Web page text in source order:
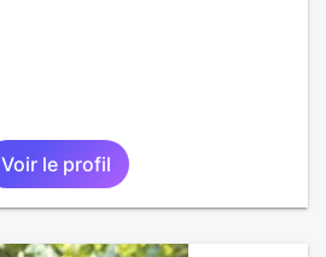
Voir le profil